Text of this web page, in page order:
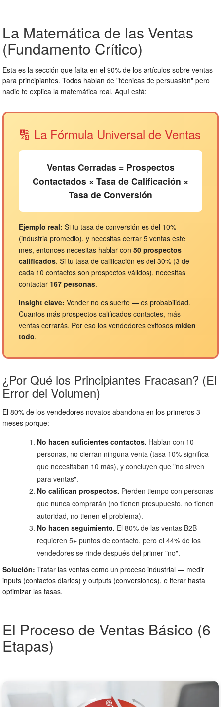
La Matemática de las Ventas
(Fundamento Crítico)
Esta es la sección que falta en el 90% de los artículos sobre ventas
para principiantes. Todos hablan de "técnicas de persuasión" pero
nadie te explica la matemática real. Aquí está:
🔢 La Fórmula Universal de Ventas
Ventas Cerradas = Prospectos
Contactados × Tasa de Calificación ×
Tasa de Conversión
Ejemplo real: Si tu tasa de conversión es del 10%
(industria promedio), y necesitas cerrar 5 ventas este
mes, entonces necesitas hablar con 50 prospectos
calificados. Si tu tasa de calificación es del 30% (3 de
cada 10 contactos son prospectos válidos), necesitas
contactar 167 personas.
Insight clave: Vender no es suerte — es probabilidad.
Cuantos más prospectos calificados contactes, más
ventas cerrarás. Por eso los vendedores exitosos miden
todo.
¿Por Qué los Principiantes Fracasan? (El
Error del Volumen)
El 80% de los vendedores novatos abandona en los primeros 3
meses porque:
No hacen suficientes contactos. Hablan con 10
personas, no cierran ninguna venta (tasa 10% significa
que necesitaban 10 más), y concluyen que "no sirven
para ventas".
No califican prospectos. Pierden tiempo con personas
que nunca comprarán (no tienen presupuesto, no tienen
autoridad, no tienen el problema).
No hacen seguimiento. El 80% de las ventas B2B
requieren 5+ puntos de contacto, pero el 44% de los
vendedores se rinde después del primer "no".
Solución: Tratar las ventas como un proceso industrial — medir
inputs (contactos diarios) y outputs (conversiones), e iterar hasta
optimizar las tasas.
El Proceso de Ventas Básico (6
Etapas)